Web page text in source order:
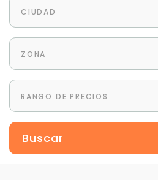
CIUDAD
ZONA
RANGO DE PRECIOS
Buscar